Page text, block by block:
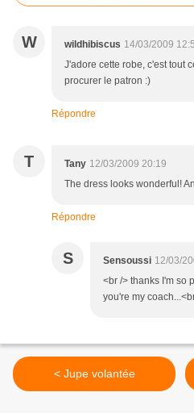
W wildhibiscus 14/03/2009
J'adore cette robe, c'est tout
procurer le patron :)
Répondre
T Tany 12/03/2009 20:19
The dress looks wonderful!
Répondre
S Sensoussi 12/03/
<br /> thanks I'm so
you're my
< Jupe volantée